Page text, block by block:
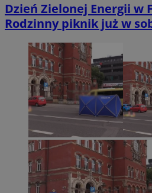
Dzień Zielonej Energii w
Rodzinny piknik już w